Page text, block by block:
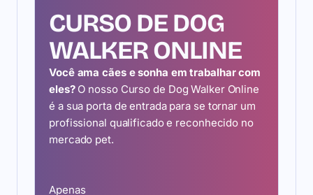
CURSO DE DOG
WALKER ONLINE
Você ama cães e sonha em trabalhar com
eles?O nosso Curso de Dog Walker Online
é a sua porta de entrada para se tornar um
profissional qualificado e reconhecido no
mercado pet.
Apenas